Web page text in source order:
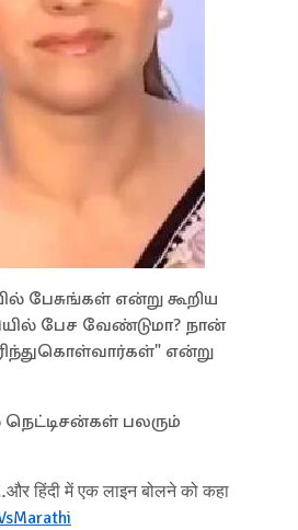
பேசுங்கள் என்று கூறிய
பேச வேண்டுமா? நான்
என்று
பலரும்
हिंदी में एक लाइन बोलने को कहा